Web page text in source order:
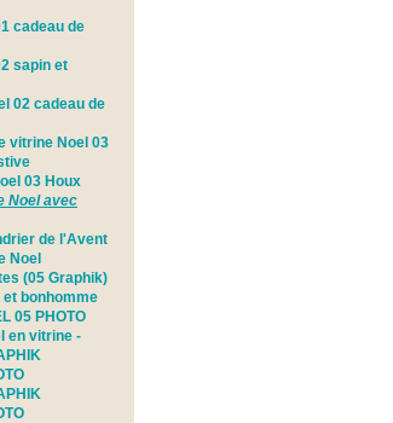
cadeau de
sapin et
02 cadeau de
vitrine Noel 03
03 Houx
Noel avec
de l'Avent
Noel
(05 Graphik)
bonhomme
05 PHOTO
en vitrine -